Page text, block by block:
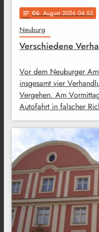
notes 06. August 2026 04:52
Neuburg
Verschiedene
Vor dem Neuburger
insgesamt vier
Vergehen. Am
Autofahrt in falscher